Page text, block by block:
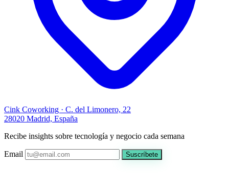
Cink Coworking · C. del Limonero, 22
28020 Madrid, España
Recibe insights sobre tecnología y negocio cada semana
Email Suscríbete